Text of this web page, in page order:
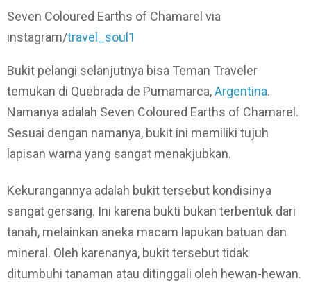
Seven Coloured Earths of Chamarel via
instagram/travel_soul1
Bukit pelangi selanjutnya bisa Teman Traveler
temukan di Quebrada de Pumamarca,Argentina.
Namanya adalah Seven Coloured Earths of Chamarel.
Sesuai dengan namanya, bukit ini memiliki tujuh
lapisan warna yang sangat menakjubkan.
Kekurangannya adalah bukit tersebut kondisinya
sangat gersang. Ini karena bukti bukan terbentuk dari
tanah, melainkan aneka macam lapukan batuan dan
mineral. Oleh karenanya, bukit tersebut tidak
ditumbuhi tanaman atau ditinggali oleh hewan-hewan.